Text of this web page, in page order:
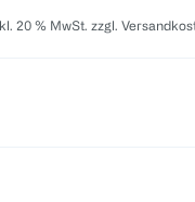
20 % MwSt. zzgl.